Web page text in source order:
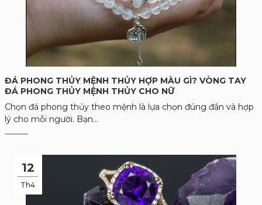
ĐÁ PHONG THỦY MỆNH THỦY HỢP MÀU GÌ? VÒNG TAY
ĐÁ PHONG THỦY MỆNH THỦY CHO NỮ
Chọn đá phong thủy theo mệnh là lựa chọn đúng đắn và hợp
lý cho mỗi người. Bạn...
12
Th4